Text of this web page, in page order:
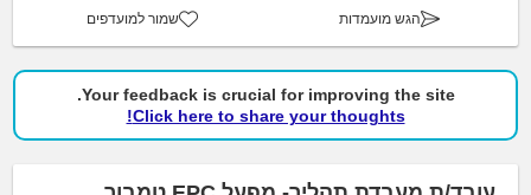
הגש מועמדות שמור למועדפים
Your feedback is crucial for improving the site.
Click here to share your thoughts!